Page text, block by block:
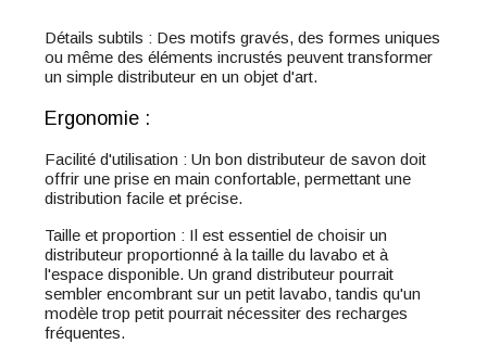
Détails subtils : Des motifs gravés, des formes uniques
ou même des éléments incrustés peuvent transformer
un simple distributeur en un objet d'art.
Ergonomie :
Facilité d'utilisation : Un bon distributeur de savon doit
offrir une prise en main confortable, permettant une
distribution facile et précise.
Taille et proportion : Il est essentiel de choisir un
distributeur proportionné à la taille du lavabo et à
l'espace disponible. Un grand distributeur pourrait
sembler encombrant sur un petit lavabo, tandis qu'un
modèle trop petit pourrait nécessiter des recharges
fréquentes.